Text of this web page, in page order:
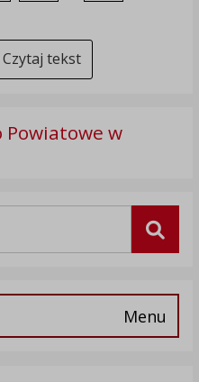
Czytaj tekst
Powiatowe w
Menu